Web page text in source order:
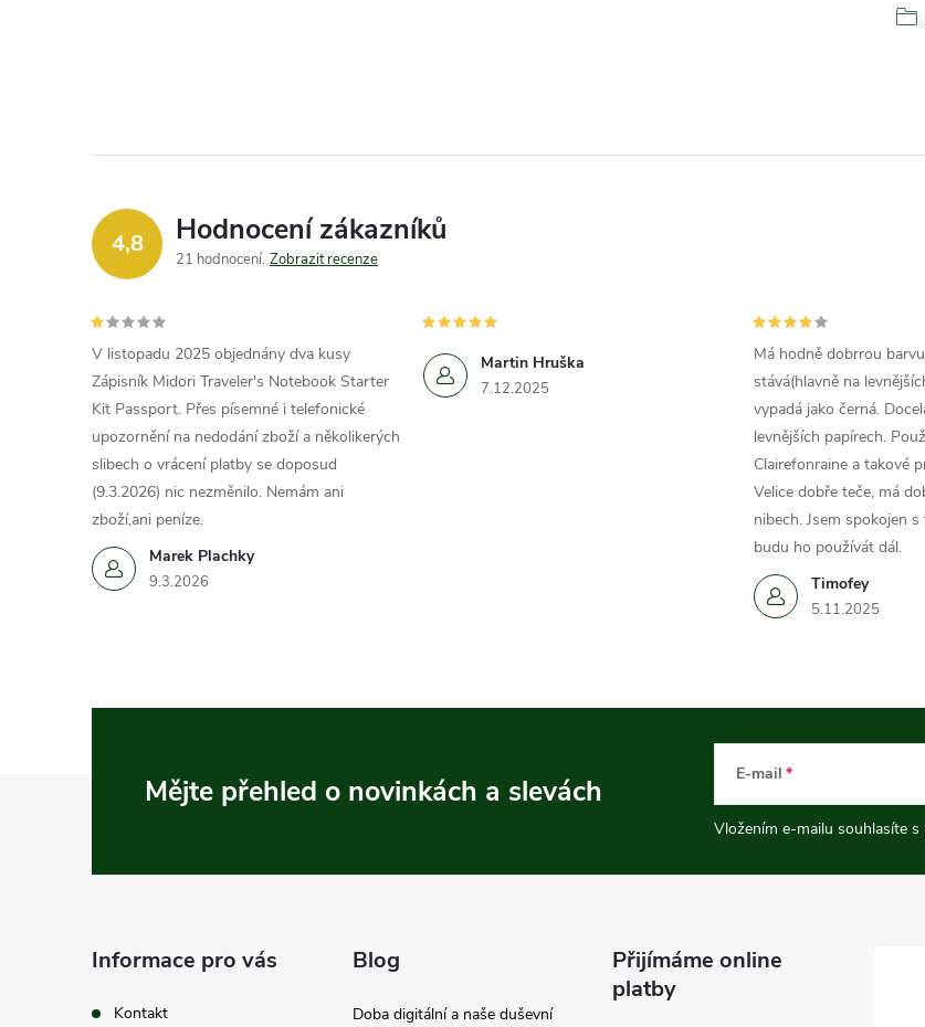
4,8 Hodnocení zákazníků
21 hodnocení Zobrazit recenze
Marek Plachky
9.3.2026
V listopadu 2025 objednány dva kusy
Zápisník Midori Traveler's Notebook Starter
Kit Passport. Přes písemné i telefonické
upozornění na nedodání zboží a několikerých
slibech o vrácení platby se doposud
(9.3.2026) nic nezměnilo. Nemám ani
zboží,ani peníze.
Martin Hruška
7.12.2025
Timofey
5.11.2025
Má hodně dobrrou
stává(hlavně na
vypadá jako černá.
levnějších papírech.
Clairefonraine a takové
Velice dobře teče, má
nibech. Jsem spokojen
budu ho používát dál.
Mějte přehled o novinkách a slevách E-mail
Vložením e-mailu souhlasíte s
Informace pro vás
Kontakt
Blog
Doba digitální a naše duševní
Přijímáme online
platby